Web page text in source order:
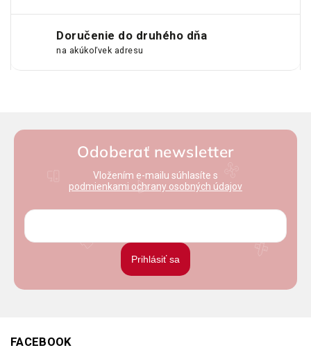
Doručenie do druhého dňa
na akúkoľvek adresu
Odoberať newsletter
Vložením e-mailu súhlasíte s
podmienkami ochrany osobných údajov
Prihlásiť sa
FACEBOOK